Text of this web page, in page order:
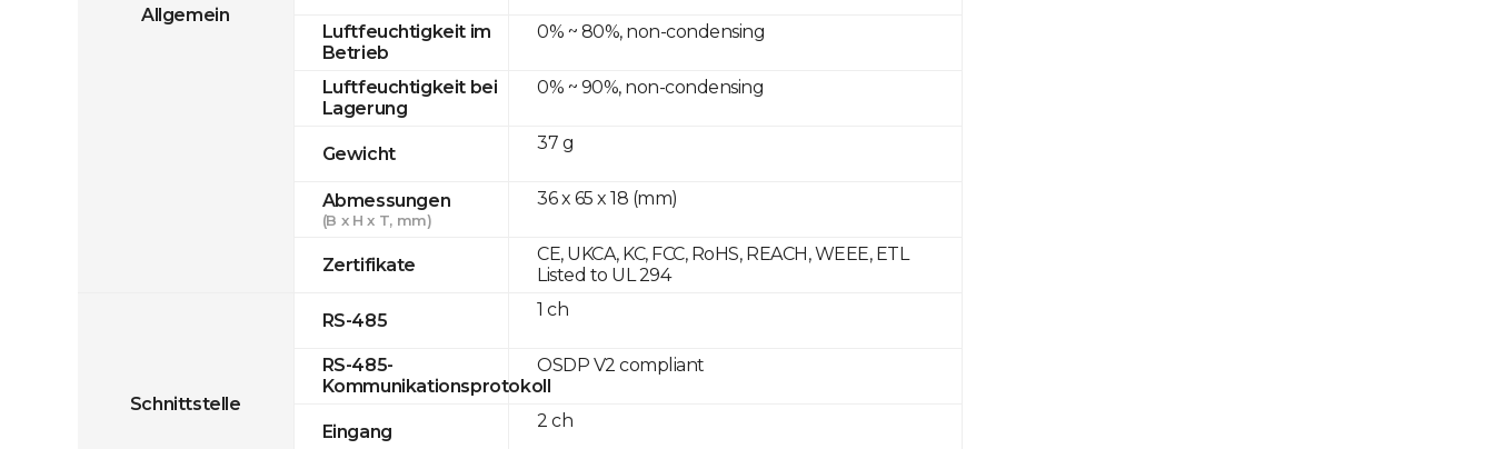
Allgemein
Luftfeuchtigkeit im
Betrieb
Luftfeuchtigkeit bei
Lagerung
Gewicht
Abmessungen
(B x H x T, mm)
Zertifikate
Schnittstelle
RS-485
RS-485-
Kommunikationsprotokoll
Eingang
0% ~ 80%, non-condensing
0% ~ 90%, non-condensing
37 g
36 x 65 x 18 (mm)
CE, UKCA, KC, FCC, RoHS, REACH, WEEE, ETL
Listed to UL 294
1 ch
OSDP V2 compliant
2 ch